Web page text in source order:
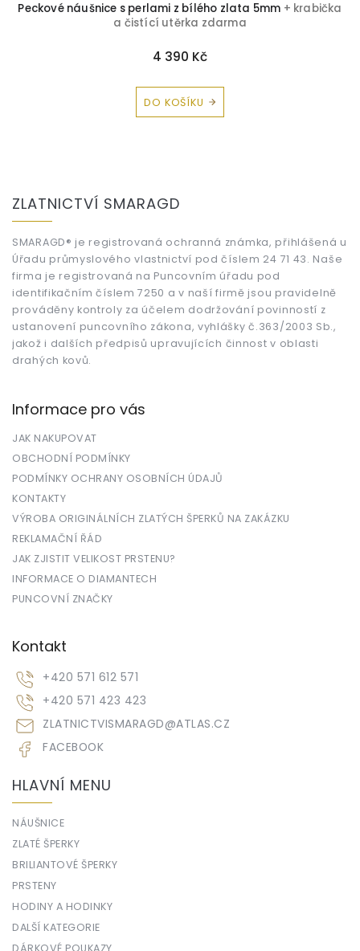
Peckové náušnice s perlami z bílého zlata 5mm + krabička
a čistící utěrka zdarma
4 390 Kč
DO KOŠÍKU
ZLATNICTVÍ SMARAGD
SMARAGD® je registrovaná ochranná známka, přihlášená u
Úřadu průmyslového vlastnictví pod číslem 24 71 43. Naše
firma je registrovaná na Puncovním úřadu pod
identifikačním číslem 7250 a v naší firmě jsou pravidelně
prováděny kontroly za účelem dodržování povinností z
ustanovení puncovního zákona, vyhlášky č.363/2003 Sb.,
jakož i dalších předpisů upravujících činnost v oblasti
drahých kovů.
Informace pro vás
JAK NAKUPOVAT
OBCHODNÍ PODMÍNKY
PODMÍNKY OCHRANY OSOBNÍCH ÚDAJŮ
KONTAKTY
VÝROBA ORIGINÁLNÍCH ZLATÝCH ŠPERKŮ NA ZAKÁZKU
REKLAMAČNÍ ŘÁD
JAK ZJISTIT VELIKOST PRSTENU?
INFORMACE O DIAMANTECH
PUNCOVNÍ ZNAČKY
Kontakt
ZLATNICTVISMARAGD@ATLAS.CZ
+420 571 612 571
+420 571 423 423
FACEBOOK
HLAVNÍ MENU
NÁUŠNICE
ZLATÉ ŠPERKY
BRILIANTOVÉ ŠPERKY
PRSTENY
HODINY A HODINKY
DALŠÍ KATEGORIE
DÁRKOVÉ POUKAZY